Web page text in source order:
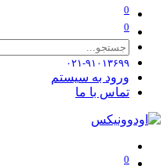
0
0
۰۲۱-۹۱۰۱۳۶۹۹
ورود به سیستم
تماس با ما
0